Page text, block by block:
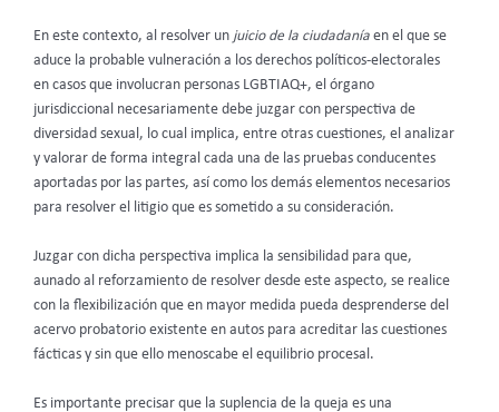
En este contexto, al resolver un juicio de la ciudadanía en el que se
aduce la probable vulneración a los derechos políticos-electorales
en casos que involucran personas LGBTIAQ+, el órgano
jurisdiccional necesariamente debe juzgar con perspectiva de
diversidad sexual, lo cual implica, entre otras cuestiones, el analizar
y valorar de forma integral cada una de las pruebas conducentes
aportadas por las partes, así como los demás elementos necesarios
para resolver el litigio que es sometido a su consideración.
Juzgar con dicha perspectiva implica la sensibilidad para que,
aunado al reforzamiento de resolver desde este aspecto, se realice
con la flexibilización que en mayor medida pueda desprenderse del
acervo probatorio existente en autos para acreditar las cuestiones
fácticas y sin que ello menoscabe el equilibrio procesal.
Es importante precisar que la suplencia de la queja es una